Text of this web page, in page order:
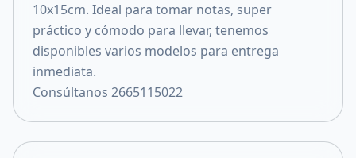
10x15cm. Ideal para tomar notas, super
práctico y cómodo para llevar, tenemos
disponibles varios modelos para entrega
inmediata.
Consúltanos 2665115022